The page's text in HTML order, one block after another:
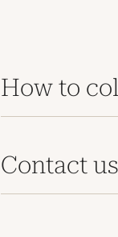
How to
Contact us